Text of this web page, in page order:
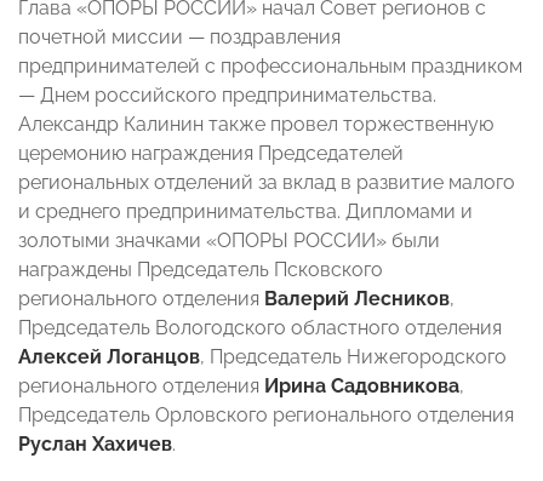
Глава «ОПОРЫ РОССИИ» начал Совет регионов с
почетной миссии — поздравления
предпринимателей с профессиональным праздником
— Днем российского предпринимательства.
Александр Калинин также провел торжественную
церемонию награждения Председателей
региональных отделений за вклад в развитие малого
и среднего предпринимательства. Дипломами и
золотыми значками «ОПОРЫ РОССИИ» были
награждены Председатель Псковского
регионального отделения Валерий Лесников,
Председатель Вологодского областного отделения
Алексей Логанцов, Председатель Нижегородского
регионального отделения Ирина Садовникова,
Председатель Орловского регионального отделения
Руслан Хахичев.